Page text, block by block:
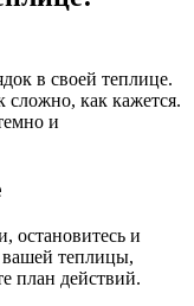
в своей теплице.
сложно, как кажется.
и
остановитесь и
вашей теплицы,
план действий.